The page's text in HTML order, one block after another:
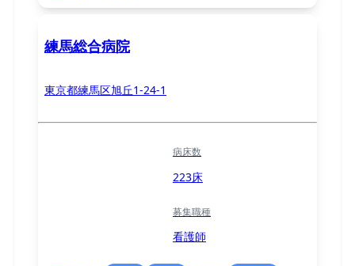
練馬総合病院
東京都練馬区旭丘1-24-1
病床数
223床
募集職種
看護師